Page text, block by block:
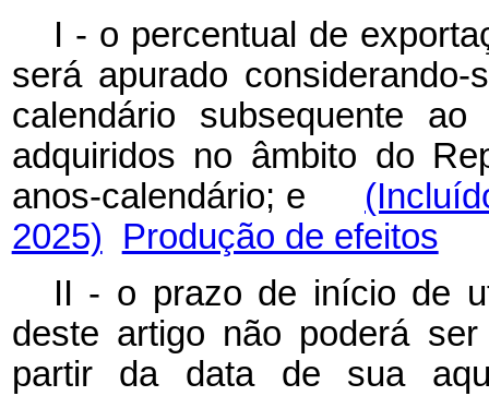
I - o percentual de
será apurado
calendário subsequente
adquiridos no âmbito do
anos-calendário; e
2025)
Produção de efeitos
II - o prazo de início de
deste artigo não poderá
partir da data de